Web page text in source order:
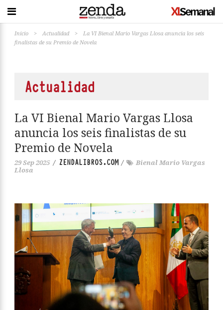
Inicio > Actualidad >
La VI Bienal Mario Vargas Llosa anuncia los seis
finalistas de su Premio de Novela
Actualidad
La VI Bienal Mario Vargas Llosa
anuncia los seis finalistas de su
Premio de Novela
29 Sep 2025 / ZENDALIBROS.COM/
Bienal Mario Vargas
Llosa